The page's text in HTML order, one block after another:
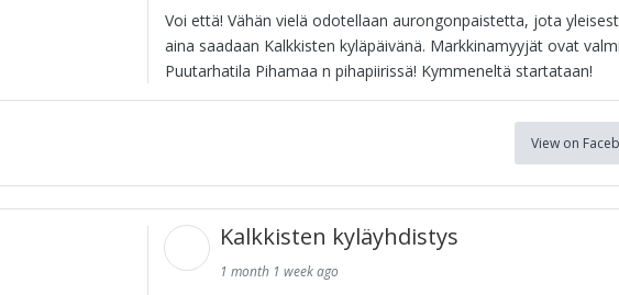
Voi että! Vähän vielä odotellaan aurongonpaistetta, jota
aina saadaan Kalkkisten kyläpäivänä. Markkinamyyjät ovat
Puutarhatila Pihamaa n pihapiirissä! Kymmeneltä startataan!
View on
Kalkkisten kyläyhdistys
1 month 1 week ago